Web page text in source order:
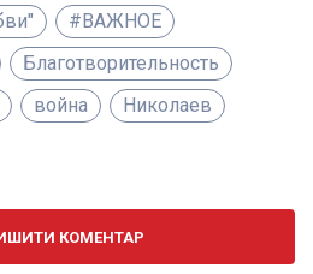
#ВАЖНОЕ
Благотворительность
война
Николаев
КОМЕНТАР